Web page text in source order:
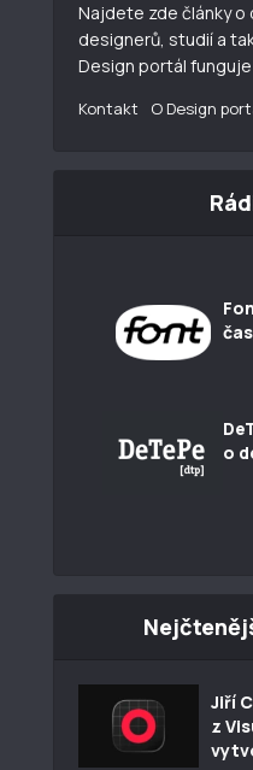
Najdete zde články o
designerů, studií a
Design portál
Kontakt O Design
o
Jiří
z